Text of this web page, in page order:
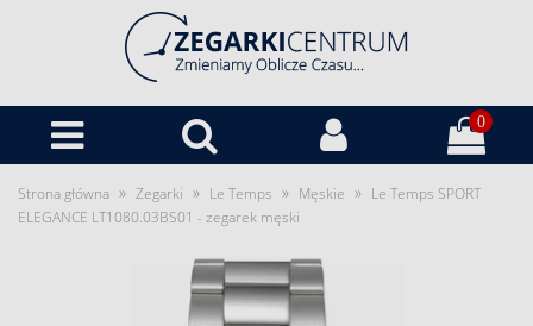
0
Strona główna » Zegarki » Le Temps » Męskie » Le Temps SPORT
ELEGANCE LT1080.03BS01 - zegarek męski